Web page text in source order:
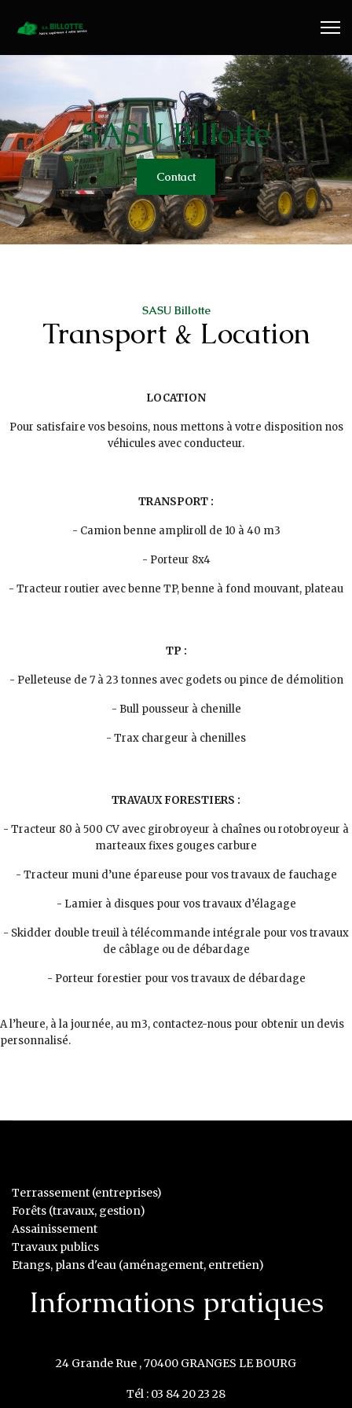
Travaux Forestiers
Transport & Location
Plaquettes Forestière
Traitement de Déchets Bois
SASU Billotte
Contact
SASU Billotte
Transport & Location
LOCATION
Pour satisfaire vos besoins, nous mettons à votre disposition nos
véhicules avec conducteur.
TRANSPORT :
- Camion benne ampliroll de 10 à 40 m3
- Porteur 8x4
- Tracteur routier avec benne TP, benne à fond mouvant, plateau
TP :
- Pelleteuse de 7 à 23 tonnes avec godets ou pince de démolition
- Bull pousseur à chenille
- Trax chargeur à chenilles
TRAVAUX FORESTIERS :
- Tracteur 80 à 500 CV avec girobroyeur à chaînes ou rotobroyeur à
marteaux fixes gouges carbure
- Tracteur muni d’une épareuse pour vos travaux de fauchage
- Lamier à disques pour vos travaux d’élagage
- Skidder double treuil à télécommande intégrale pour vos travaux
de câblage ou de débardage
- Porteur forestier pour vos travaux de débardage
A l’heure, à la journée, au m3, contactez-nous pour obtenir un devis
personnalisé.
Terrassement (entreprises)
Forêts (travaux, gestion)
Assainissement
Travaux publics
Etangs, plans d'eau (aménagement, entretien)
Informations pratiques
24 Grande Rue , 70400 GRANGES LE BOURG
Tél : 03 84 20 23 28